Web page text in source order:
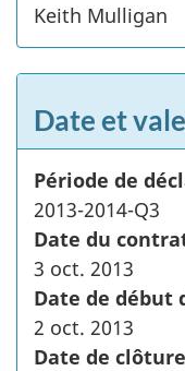
Keith Mulligan
Date et
Période de
2013-2014-Q3
Date du
3 oct. 2013
Date de début
2 oct. 2013
Date de